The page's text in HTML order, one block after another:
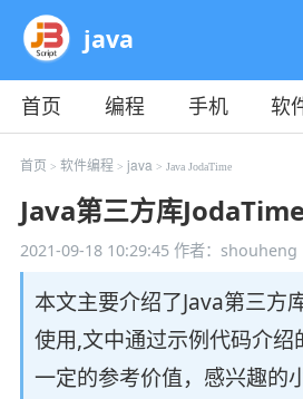
java
首页 编程 手机 软
教程
平面 服务器
首页 > 软件编程 > java> Java JodaTime
Java第三方库
2021-09-18 10:29:45作者：shouheng
本文主要介绍了Java第三方
使用,文中通过示例代码介绍
一定的参考价值，感兴趣的